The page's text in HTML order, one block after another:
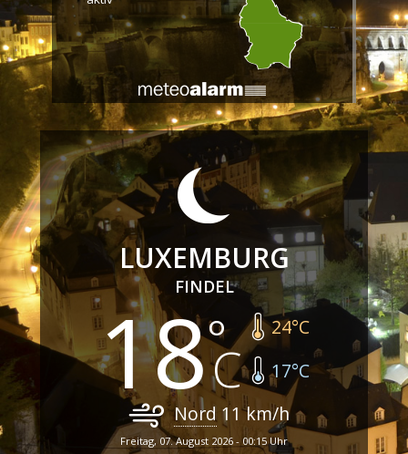
LUXEMBURG
FINDEL
18 24°C
17°C
Nord 11km/h
Freitag, 07. August 2026 - 00:15 Uhr